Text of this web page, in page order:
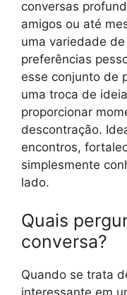
conversas
amigos ou até
uma variedade
preferências
esse conjunto de
uma troca de
proporcionar
descontração.
encontros,
simplesmente
lado.
Quais
conversa?
Quando se trata
interessante em